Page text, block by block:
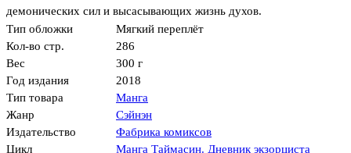
демонических сил и высасывающих жизнь духов.
Тип обложки
Мягкий переплёт
Кол-во стр.
286
Вес
300 г
Год издания
2018
Тип товара
Манга
Жанр
Сэйнэн
Издательство
Фабрика комиксов
Цикл
Манга Таймасин. Дневник экзорциста